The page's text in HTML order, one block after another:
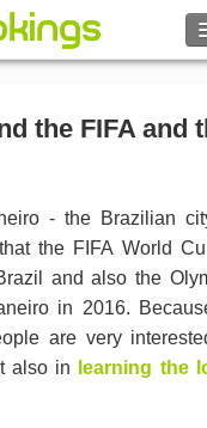
the FIFA and
- the Brazilian
the FIFA World
and also the
in 2016.
are very
also in
learning the